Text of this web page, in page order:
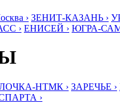
› ЗЕНИТ-КАЗАНЬ ›
› ЕНИСЕЙ › ЮГРА-
НТМК › ЗАРЕЧЬЕ ›
›